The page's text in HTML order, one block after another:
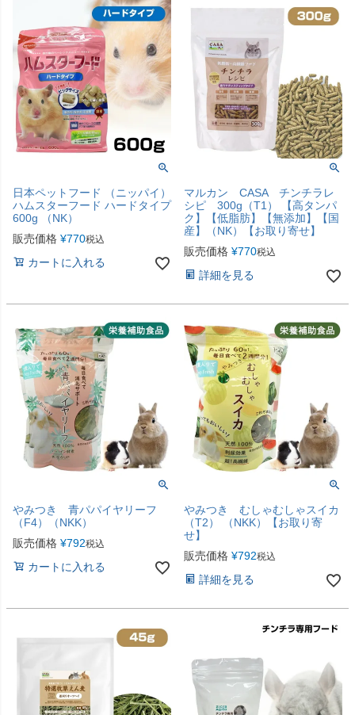
日本ペットフード （ニッパイ）
ハムスターフード ハードタイプ
600g （NK）
販売価格 ¥770税込
カートに入れる
マルカン CASA チンチラレ
シピ 300g（T1） 【高タンパ
ク】【低脂肪】【無添加】【国
産】（NK）【お取り寄せ】
販売価格 ¥770税込
詳細を見る
やみつき 青パパイヤリーフ
（F4）（NKK）
販売価格 ¥792税込
カートに入れる
やみつき むしゃむしゃスイカ
（T2） （NKK）【お取り寄
せ】
販売価格 ¥792税込
詳細を見る